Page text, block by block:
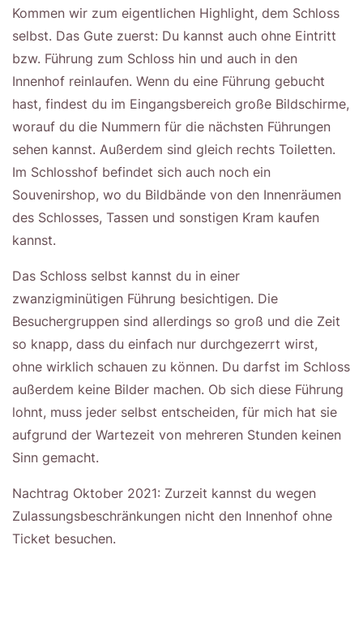
Kommen wir zum eigentlichen Highlight, dem Schloss
selbst. Das Gute zuerst: Du kannst auch ohne Eintritt
bzw. Führung zum Schloss hin und auch in den
Innenhof reinlaufen. Wenn du eine Führung gebucht
hast, findest du im Eingangsbereich große Bildschirme,
worauf du die Nummern für die nächsten Führungen
sehen kannst. Außerdem sind gleich rechts Toiletten.
Im Schlosshof befindet sich auch noch ein
Souvenirshop, wo du Bildbände von den Innenräumen
des Schlosses, Tassen und sonstigen Kram kaufen
kannst.
Das Schloss selbst kannst du in einer
zwanzigminütigen Führung besichtigen. Die
Besuchergruppen sind allerdings so groß und die Zeit
so knapp, dass du einfach nur durchgezerrt wirst,
ohne wirklich schauen zu können. Du darfst im Schloss
außerdem keine Bilder machen. Ob sich diese Führung
lohnt, muss jeder selbst entscheiden, für mich hat sie
aufgrund der Wartezeit von mehreren Stunden keinen
Sinn gemacht.
Nachtrag Oktober 2021: Zurzeit kannst du wegen
Zulassungsbeschränkungen nicht den Innenhof ohne
Ticket besuchen.